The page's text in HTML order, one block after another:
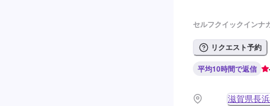
セルフクイックインナ
リクエスト予約
平均10時間で返信
滋賀県長